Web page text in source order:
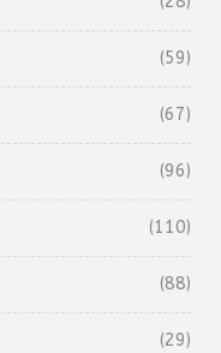
(59)
(67)
(96)
(110)
(88)
(29)